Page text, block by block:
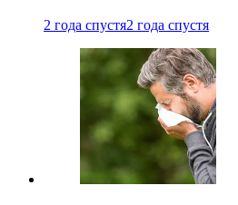
2 года спустя2 года спустя